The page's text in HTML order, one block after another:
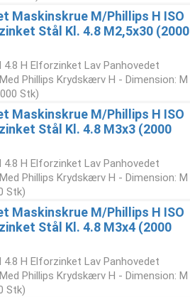
Maskinskrue M/Phillips H ISO
Stål Kl. 4.8 M2,5x30 (2000
4.8 H Elforzinket Lav Panhovedet
Phillips Krydskærv H - Dimension: M
Stk)
Maskinskrue M/Phillips H ISO
Stål Kl. 4.8 M3x3 (2000
4.8 H Elforzinket Lav Panhovedet
Phillips Krydskærv H - Dimension: M
Stk)
Maskinskrue M/Phillips H ISO
Stål Kl. 4.8 M3x4 (2000
4.8 H Elforzinket Lav Panhovedet
Phillips Krydskærv H - Dimension: M
Stk)